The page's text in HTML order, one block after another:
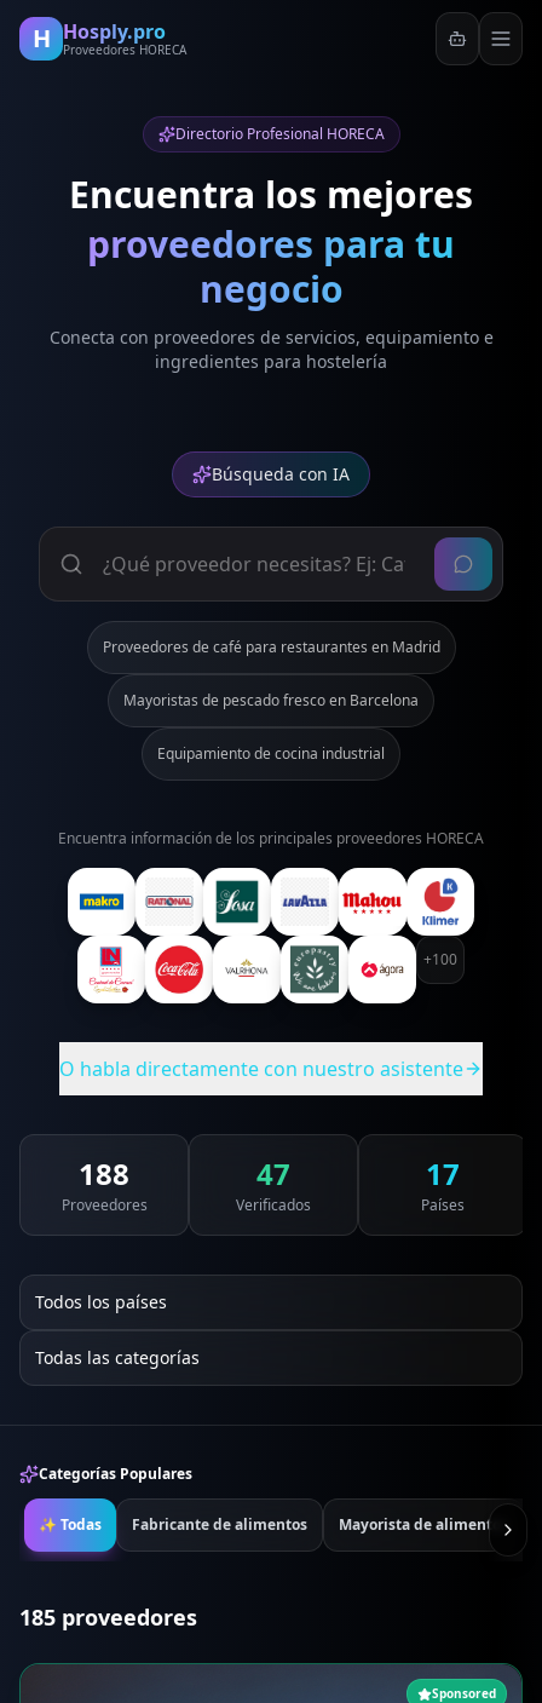
H Hosply.pro
Proveedores HORECA
Directorio Profesional HORECA
Encuentra los mejores
proveedores para tu
negocio
Conecta con proveedores de servicios, equipamiento e
ingredientes para hostelería
Búsqueda con IA
Proveedores de café para restaurantes en Madrid
Mayoristas de pescado fresco en Barcelona
Equipamiento de cocina industrial
Encuentra información de los principales proveedores HORECA
+100
O habla directamente con nuestro asistente
188
Proveedores
47
Verificados
17
Países
Categorías Populares
✨ Todas Fabricante de alimentos Mayorista de alimentos
185 proveedores
Sponsored